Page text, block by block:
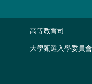
高等教育司
大學甄選入學委員會